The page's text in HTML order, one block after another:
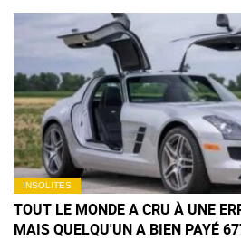
INSOLITES
TOUT LE MONDE A CRU À UNE
MAIS QUELQU'UN A BIEN PAYÉ